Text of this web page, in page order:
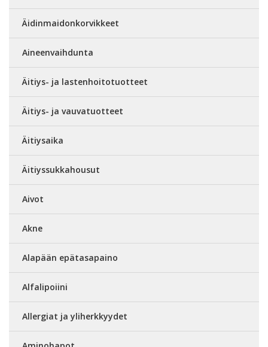
Äidinmaidonkorvikkeet
Aineenvaihdunta
Äitiys- ja lastenhoitotuotteet
Äitiys- ja vauvatuotteet
Äitiysaika
Äitiyssukkahousut
Aivot
Akne
Alapään epätasapaino
Alfalipoiini
Allergiat ja yliherkkyydet